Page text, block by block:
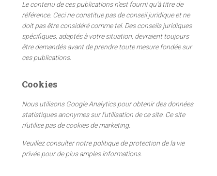
h
e
r
:
Le contenu de ces publications n’est fourni qu’à titre de
référence. Ceci ne constitue pas de conseil juridique et ne
doit pas être considéré comme tel. Des conseils juridiques
spécifiques, adaptés à votre situation, devraient toujours
être demandés avant de prendre toute mesure fondée sur
ces publications.
Cookies
Nous utilisons Google Analytics pour obtenir des données
statistiques anonymes sur l’utilisation de ce site. Ce site
n’utilise pas de cookies de marketing.
Veuillez consulter notre politique de protection de la vie
privée pour de plus amples informations.